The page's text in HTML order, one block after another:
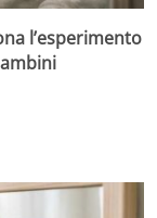
l’esperimento